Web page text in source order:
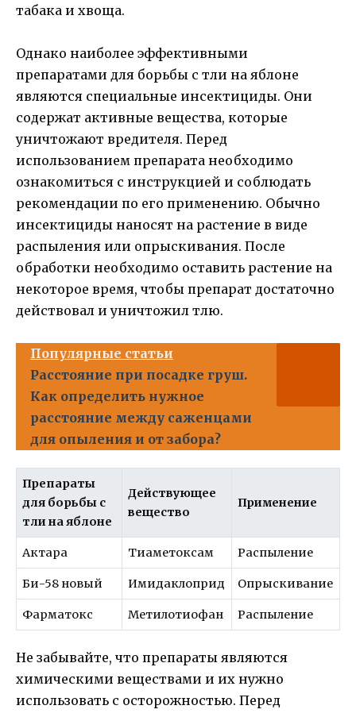
табака и хвоща.
Однако наиболее эффективными
препаратами для борьбы с тли на яблоне
являются специальные инсектициды. Они
содержат активные вещества, которые
уничтожают вредителя. Перед
использованием препарата необходимо
ознакомиться с инструкцией и соблюдать
рекомендации по его применению. Обычно
инсектициды наносят на растение в виде
распыления или опрыскивания. После
обработки необходимо оставить растение на
некоторое время, чтобы препарат достаточно
действовал и уничтожил тлю.
Популярные статьи
Расстояние при посадке груш.
Как определить нужное
расстояние между саженцами
для опыления и от забора?
Препараты
для борьбы с
тли на яблоне
Действующее
вещество
Применение
Актара Тиаметоксам Распыление
Би-58 новый Имидаклоприд Опрыскивание
Фарматокс Метилотиофан Распыление
Не забывайте, что препараты являются
химическими веществами и их нужно
использовать с осторожностью. Перед